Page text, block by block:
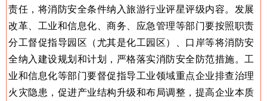
责任，将消防安全条件纳入旅游行业评星评级内容。发展
改革、工业和信息化、商务、应急管理等部门要按照职责
分工督促指导园区（尤其是化工园区）、口岸等将消防安
全纳入建设规划和计划，严格落实消防安全防范措施。工
业和信息化等部门要督促指导工业领域重点企业排查治理
火灾隐患，促进产业结构升级和布局调整，提高企业本质